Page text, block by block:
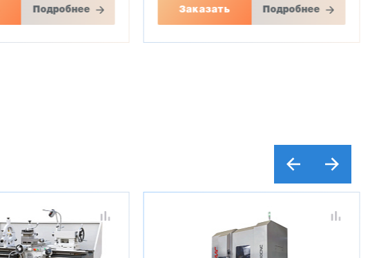
Подробнее Заказать Подробнее